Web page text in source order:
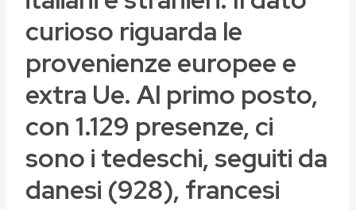
curioso riguarda le
provenienze europee e
extra Ue. Al primo posto,
con 1.129 presenze, ci
sono i tedeschi, seguiti da
danesi (928), francesi